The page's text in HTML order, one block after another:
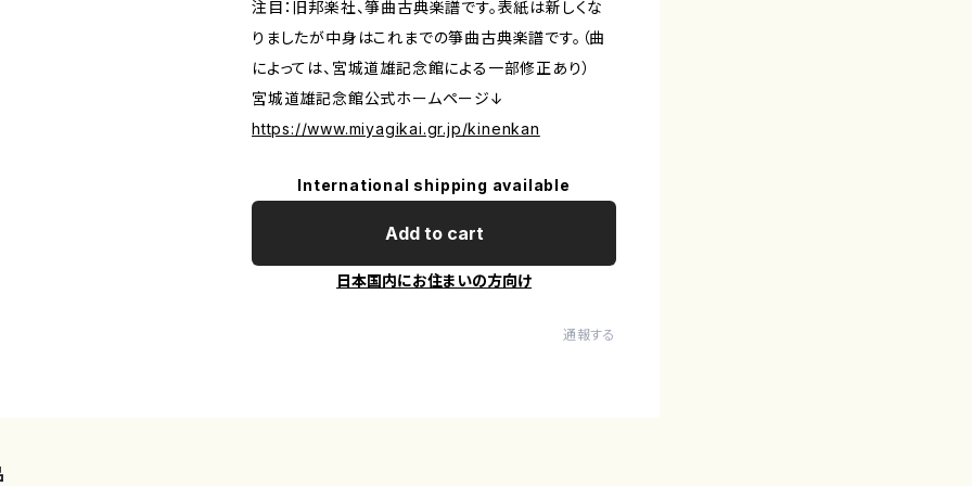
注目：旧邦楽社、箏曲古典楽譜です。表紙は新しくな
りましたが中身はこれまでの箏曲古典楽譜です。（曲
によっては、宮城道雄記念館による一部修正あり）
宮城道雄記念館公式ホームページ↓
https://www.miyagikai.gr.jp/kinenkan
International shipping available
Add to cart
日本国内にお住まいの方向け
通報する